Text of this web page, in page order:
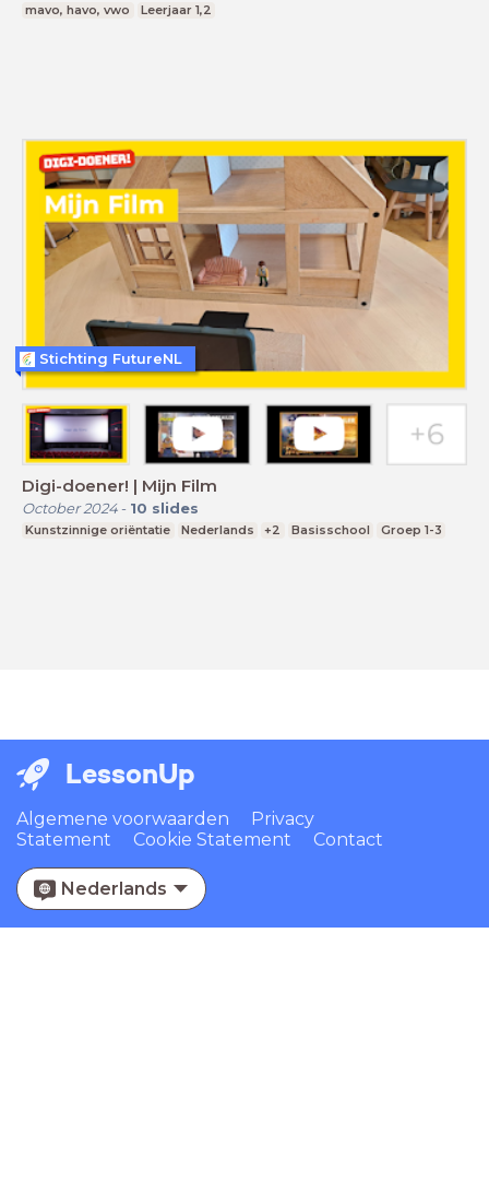
mavo, havo, vwo
Leerjaar 1,2
Digi-doener! | Mijn Film
October 2024- 10 slides
Kunstzinnige oriëntatie Nederlands +2 Basisschool Groep 1-3
Stichting FutureNL
LessonUp
Algemene voorwaarden
Privacy
Statement
Cookie Statement Contact
Nederlands